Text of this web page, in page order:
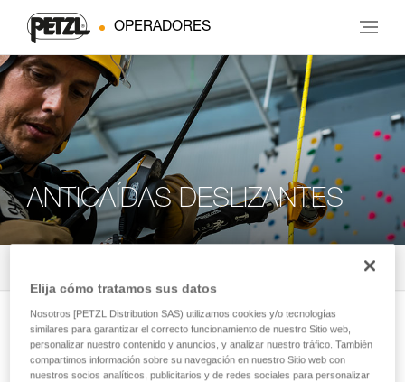
OPERADORES
ANTICAÍDAS DESLIZANTES
NEW
ASAP®
Anticaídas deslizante para cuerda
Elija cómo tratamos sus datos
Nosotros [PETZL Distribution SAS) utilizamos cookies y/o tecnologías
similares para garantizar el correcto funcionamiento de nuestro Sitio web,
personalizar nuestro contenido y anuncios, y analizar nuestro tráfico. También
compartimos información sobre su navegación en nuestro Sitio web con
nuestros socios analíticos, publicitarios y de redes sociales para personalizar